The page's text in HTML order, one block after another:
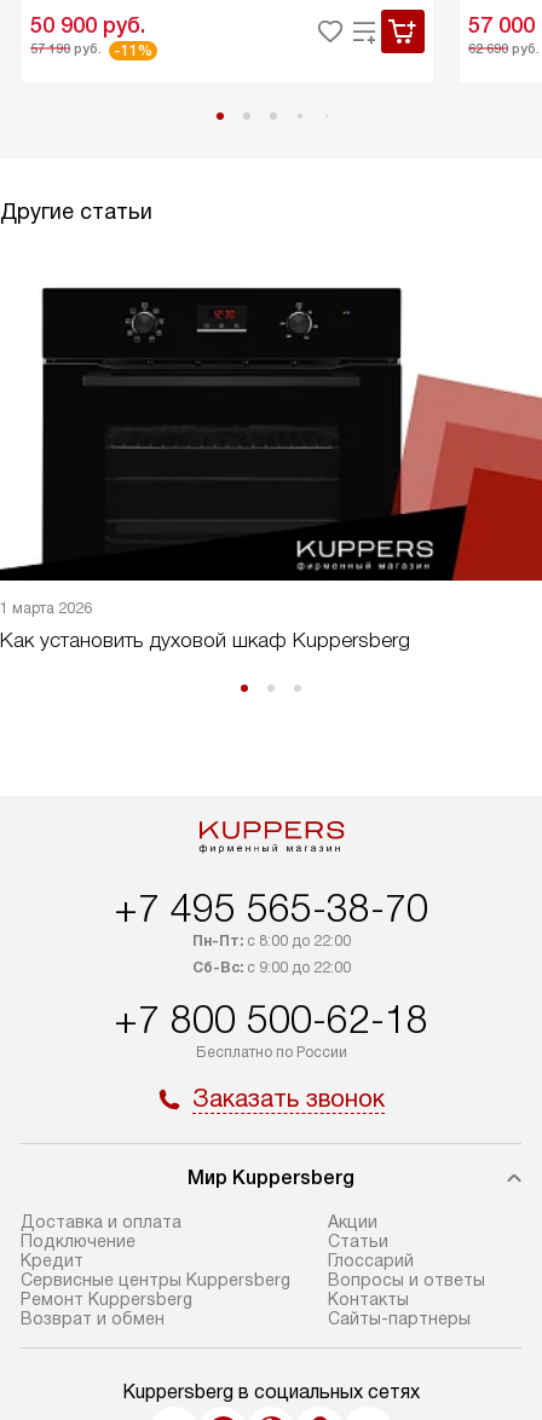
50 900 руб.
57 190 руб. -11%
57 000
62 690руб.
Другие статьи
1 марта 2026
Как установить духовой шкаф Kuppersberg
+7 495 565-38-70
Пн-Пт:с 8:00 до 22:00
Сб-Вс:с 9:00 до 22:00
+7 800 500-62-18
Бесплатно по России
Заказать звонок
Мир Kuppersberg
Доставка и оплата
Подключение
Кредит
Сервисные центры Kuppersberg
Ремонт Kuppersberg
Возврат и обмен
Акции
Cтатьи
Глоссарий
Вопросы и ответы
Контакты
Сайты-партнеры
Kuppersberg в социальных сетях